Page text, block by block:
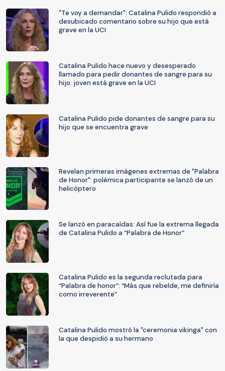
"Te voy a demandar": Catalina Pulido respondió a
desubicado comentario sobre su hijo que está
grave en la UCI
Catalina Pulido hace nuevo y desesperado
llamado para pedir donantes de sangre para su
hijo: joven está grave en la UCI
Catalina Pulido pide donantes de sangre para su
hijo que se encuentra grave
Revelan primeras imágenes extremas de "Palabra
de Honor": polémica participante se lanzó de un
helicóptero
Se lanzó en paracaídas: Así fue la extrema llegada
de Catalina Pulido a “Palabra de Honor”
Catalina Pulido es la segunda reclutada para
“Palabra de honor”: “Más que rebelde, me definiría
como irreverente”
Catalina Pulido mostró la "ceremonia vikinga" con
la que despidió a su hermano